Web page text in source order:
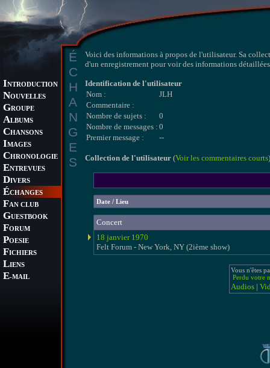
INTRODUCTION
NOUVELLES
GROUPE
ALBUMS
CHANSONS
IMAGES
CHRONOLOGIE
ENTREVUES
DIVERS
ÉCHANGES
FAN CLUB
GUESTBOOK
FORUM
POESIE
FICHIERS
LIENS
E-MAIL
É
C
H
A
N
G
E
S
Voici des informations à propos de l'utilisateur. Sa
d'un enregistrement pour voir des informations
Identification de l'utilisateur
Nom :
JLH
Commentaire :
Nombre de sujets :
0
Nombre de messages : 0
Premier message :
--
Collection de l'utilisateur (Voir les commentaires courts)
Date / Lieu
Concert
18 janvier 1970
Felt Forum - New York, NY (2ième show)
Vous n'êtes
Perdu votre
Audios|